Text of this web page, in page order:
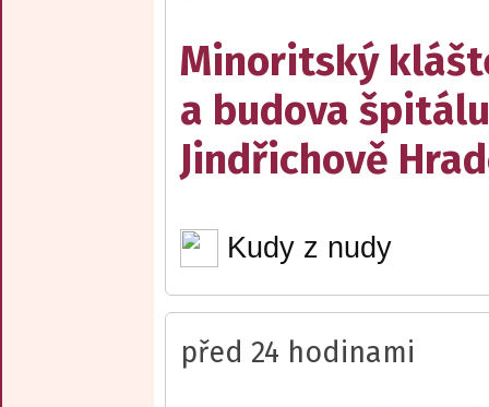
Minoritský
a budova
Jindřichově
Kudy z nudy
před 24 hodinami